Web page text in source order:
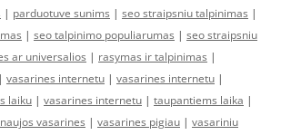
| parduotuve sunims | seo straipsniu talpinimas |
| seo talpinimo populiarumas | seo straipsniu
ar universalios | rasymas ir talpinimas |
| vasarines internetu | vasarines internetu |
laiku | vasarines internetu | taupantiems laika |
naujos vasarines | vasarines pigiau | vasariniu